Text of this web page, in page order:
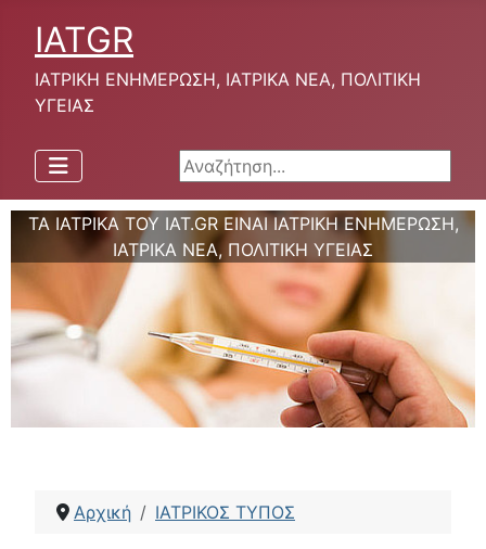
IATGR
ΙΑΤΡΙΚΗ ΕΝΗΜΕΡΩΣΗ, ΙΑΤΡΙΚΑ ΝΕΑ, ΠΟΛΙΤΙΚΗ
ΥΓΕΙΑΣ
Αναζήτηση...
ΤΑ ΙΑΤΡΙΚΑ ΤΟΥ IAT.GR ΕΙΝΑΙ ΙΑΤΡΙΚΗ ΕΝΗΜΕΡΩΣΗ,
ΙΑΤΡΙΚΑ ΝΕΑ, ΠΟΛΙΤΙΚΗ ΥΓΕΙΑΣ
Αρχική ΙΑΤΡΙΚΟΣ ΤΥΠΟΣ